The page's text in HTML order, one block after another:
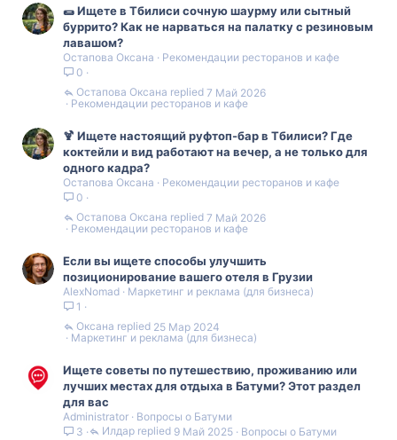
🌯 Ищете в Тбилиси сочную шаурму или сытный
буррито? Как не нарваться на палатку с резиновым
лавашом?
Остапова Оксана
Рекомендации ресторанов и кафе
0
Рекомендации ресторанов и кафе
7 Май 2026
Остапова Оксана
🍹 Ищете настоящий руфтоп-бар в Тбилиси? Где
коктейли и вид работают на вечер, а не только для
одного кадра?
Остапова Оксана
Рекомендации ресторанов и кафе
0
Рекомендации ресторанов и кафе
7 Май 2026
Остапова Оксана
Если вы ищете способы улучшить
позиционирование вашего отеля в Грузии
AlexNomad
Маркетинг и реклама (для бизнеса)
1
Маркетинг и реклама (для бизнеса)
25 Мар 2024
Оксана
Ищете советы по путешествию, проживанию или
лучших местах для отдыха в Батуми? Этот раздел
для вас
Administrator
Вопросы о Батуми
3
Вопросы о Батуми
9 Май 2025
Илдар